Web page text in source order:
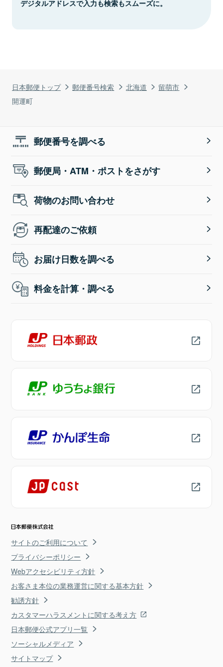
日本郵便トップ 郵便番号検索 北海道
留萌市
開運町
デジタルアドレスで入力も検索もスムーズに。
郵便番号を調べる
郵便局・ATM・ポストをさがす
荷物のお問い合わせ
再配達のご依頼
お届け日数を調べる
料金を計算・調べる
サイトのご利用について
プライバシーポリシー
Webアクセシビリティ方針
お客さま本位の業務運営に関する基本方針
勧誘方針
カスタマーハラスメントに関する考え方
日本郵便公式アプリ一覧
ソーシャルメディア
サイトマップ